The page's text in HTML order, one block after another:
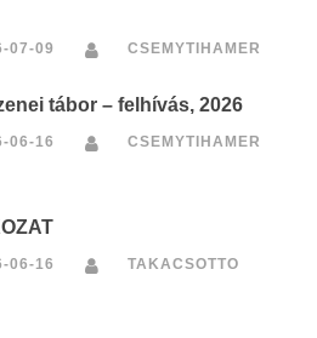
07-09 CSEMYTIHAMER
tábor – felhívás, 2026
06-16 CSEMYTIHAMER
06-16 TAKACSOTTO